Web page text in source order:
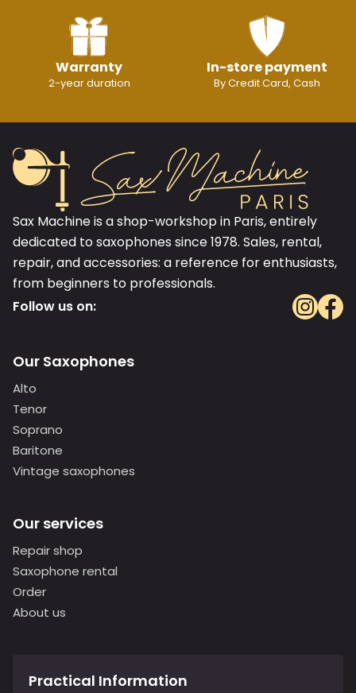
Warranty
2-year duration
In-store payment
By Credit Card, Cash
Sax Machine is a shop-workshop in Paris, entirely
dedicated to saxophones since 1978. Sales, rental,
repair, and accessories: a reference for enthusiasts,
from beginners to professionals.
Follow us on:
Our Saxophones
Alto
Tenor
Soprano
Baritone
Vintage saxophones
Our services
Repair shop
Saxophone rental
Order
About us
Practical Information